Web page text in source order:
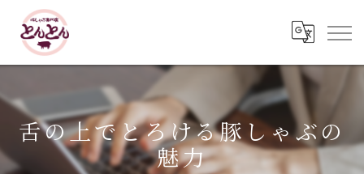
舌の上でとろける豚しゃぶの
魅力